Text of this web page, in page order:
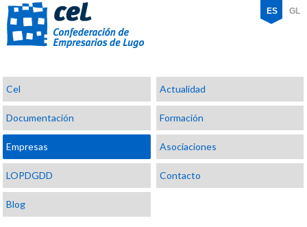
Confederación
de
Empresarios
de
Lugo
ES GL
Cel Actualidad
Documentación Formación
Empresas Asociaciones
LOPDGDD Contacto
Blog